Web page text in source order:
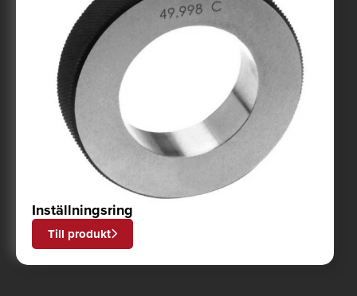
Inställningsring
Till produkt